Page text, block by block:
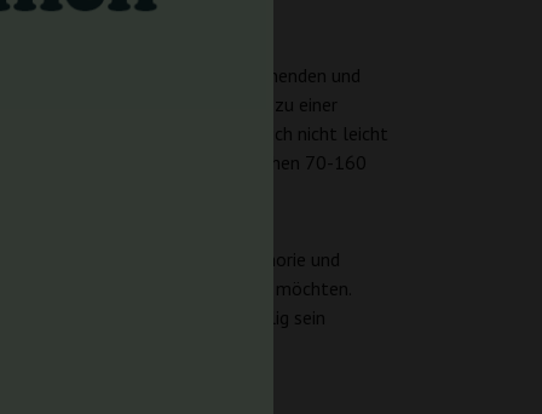
Mischung aus entspannenden und
die Erntebereitschaft, was sie zu einer
zur Höhe im Innenbereich nicht leicht
Auto typischerweise zwischen 70-160
nahtlose Mischung aus Euphorie und
entspannten Rausch genießen möchten.
oder mit Freunden gesellig sein